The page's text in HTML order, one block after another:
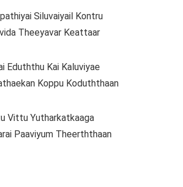
Siluvaiyail Kontru
Theeyavar Keattaar
Eduththu Kai Kaluviyae
Koppu Koduththaan
Vittu Yutharkatkaaga
Paaviyum Theerththaan